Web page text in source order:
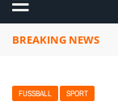
BREAKING NEWS
FUSSBALL SPORT